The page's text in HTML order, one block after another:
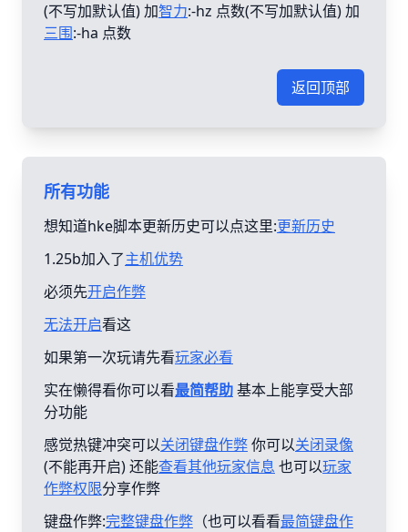
(不写加默认值) 加智力:-hz 点数(不写加默认值) 加
三围:-ha 点数
返回顶部
所有功能
想知道hke脚本更新历史可以点这里:更新历史
1.25b加入了主机优势
必须先开启作弊
无法开启看这
如果第一次玩请先看玩家必看
实在懒得看你可以看最简帮助基本上能享受大部
分功能
感觉热键冲突可以关闭键盘作弊你可以关闭录像
(不能再开启) 还能查看其他玩家信息 也可以玩家
作弊权限分享作弊
键盘作弊:完整键盘作弊 （也可以看看最简键盘作